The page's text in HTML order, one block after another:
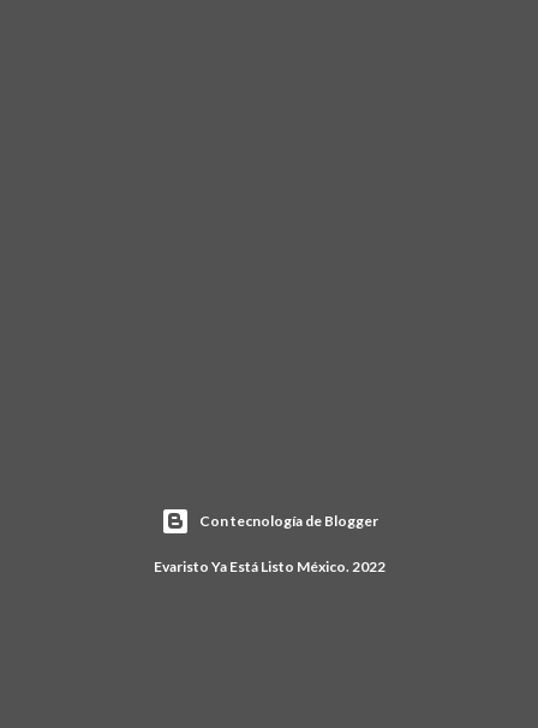
Con tecnología de Blogger
Evaristo Ya Está Listo México. 2022